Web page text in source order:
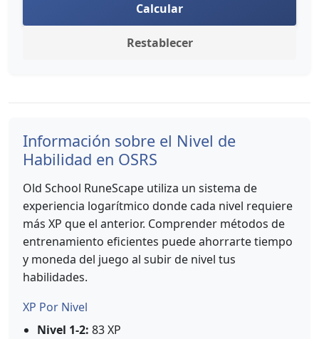
Calcular
Restablecer
Información sobre el Nivel de
Habilidad en OSRS
Old School RuneScape utiliza un sistema de
experiencia logarítmico donde cada nivel requiere
más XP que el anterior. Comprender métodos de
entrenamiento eficientes puede ahorrarte tiempo
y moneda del juego al subir de nivel tus
habilidades.
XP Por Nivel
Nivel 1-2: 83 XP